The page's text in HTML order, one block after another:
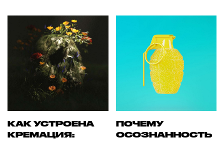
КАК УСТРОЕНА
КРЕМАЦИЯ:
ПОЧЕМУ
ОСОЗНАННОСТЬ